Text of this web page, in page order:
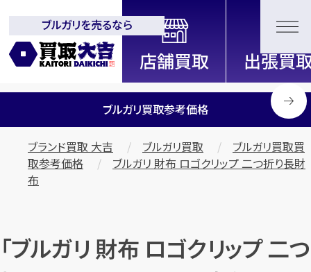
全国2000店舗以上展開中！
信頼と実績の買取専門店「買取大
吉」
ブルガリを売るなら
ブルガリ買取参考価格
ブランド買取 大吉 ブルガリ買取
ブルガリ買取買
取参考価格
ブルガリ 財布 ロゴクリップ 二つ折り長財
布
「ブルガリ 財布 ロゴクリップ 二つ